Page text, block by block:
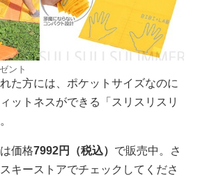
ント
た方には、ポケットサイズなのに
ットネスができる「スリスリスリ
価格7992円（税込） で販売中。さ
キーストアでチェックしてくださ